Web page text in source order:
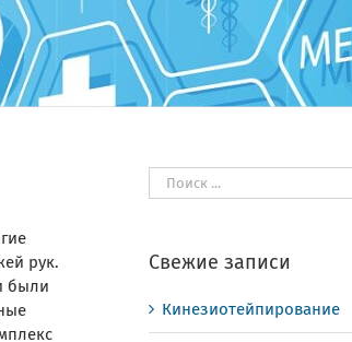
рук.
были
Результат
поиска:
Свежие записи
Кинезиотейпирование